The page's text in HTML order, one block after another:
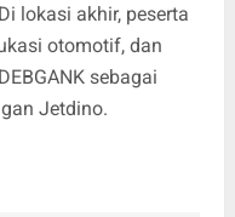
lokasi akhir, peserta
otomotif, dan
sebagai
Jetdino.